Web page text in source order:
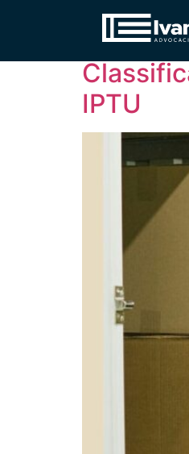
Tag:
IPTU